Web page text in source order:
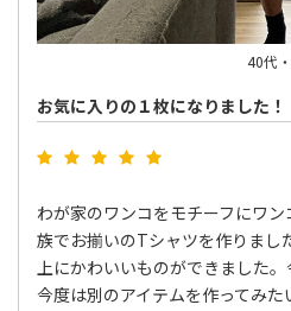
40代
お気に入りの１枚になりました！
わが家のワンコをモチーフにワ
族でお揃いのTシャツを作りまし
上にかわいいものができました
今度は別のアイテムを作ってみた